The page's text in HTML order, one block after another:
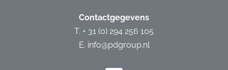
Contactgegevens
T. + 31 (0) 294 256 105
E. info@pdgroup.nl